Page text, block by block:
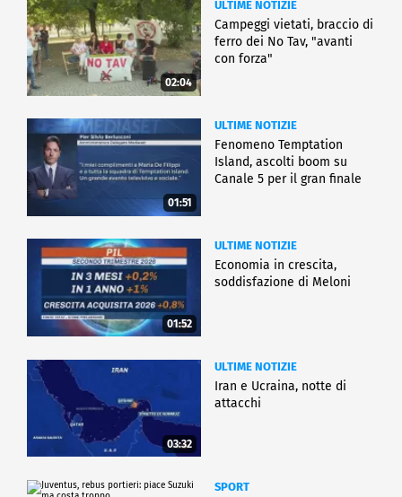
02:04
ULTIME NOTIZIE
Campeggi vietati, braccio di
ferro dei No Tav, "avanti
con forza"
01:51
ULTIME NOTIZIE
Fenomeno Temptation
Island, ascolti boom su
Canale 5 per il gran finale
01:52
ULTIME NOTIZIE
Economia in crescita,
soddisfazione di Meloni
03:32
ULTIME NOTIZIE
Iran e Ucraina, notte di
attacchi
SPORT